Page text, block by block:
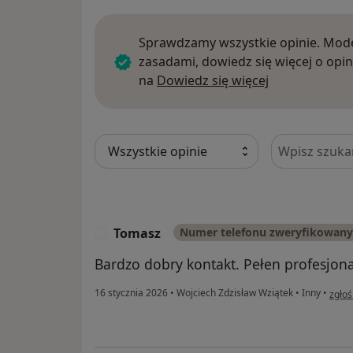
Sprawdzamy wszystkie opinie.
zasadami, dowiedz się więcej o
na Dowiedz się więcej
Szukaj w
Tomasz Numer telefonu zweryfikowany
Bardzo dobry kontakt. Pełen
16 stycznia 2026 • Wojciech Zdzisław Wziątek • Inny • w